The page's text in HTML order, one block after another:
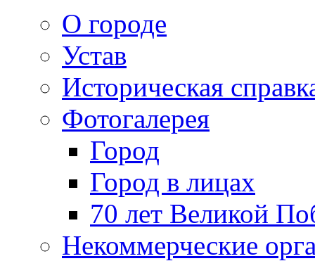
О городе
Устав
Историческая
Фотогалерея
Город
Город в лицах
70 лет Великой
Некоммерческие